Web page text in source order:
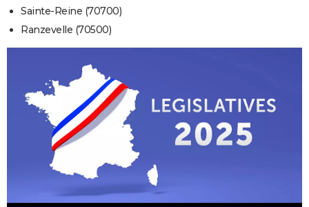
Sainte-Reine (70700)
Ranzevelle (70500)